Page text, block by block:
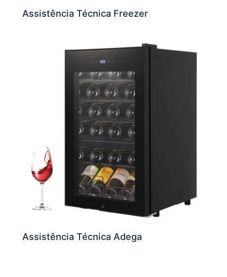
Assistência Técnica Freezer
Assistência Técnica Adega